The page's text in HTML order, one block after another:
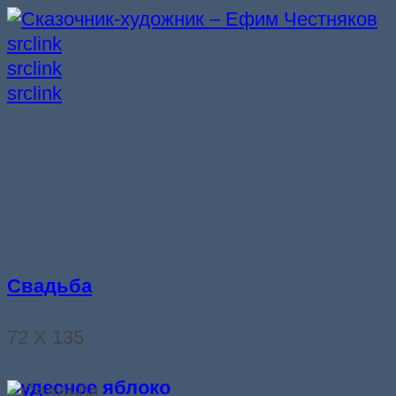
srclink
srclink
srclink
Свадьба
72 Х 135
Чудесное яблоко